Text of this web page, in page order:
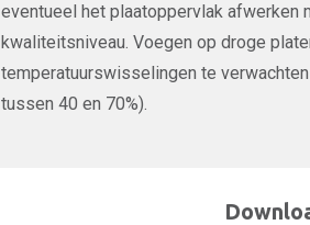
eventueel het plaatoppervlak
kwaliteitsniveau. Voegen op droge
temperatuurswisselingen te
tussen 40 en 70%).